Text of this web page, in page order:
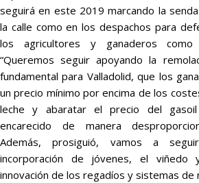
seguirá en este 2019 marcando la
la calle como en los despachos para
los agricultores y ganaderos
“Queremos seguir apoyando la
fundamental para Valladolid, que los
un precio mínimo por encima de los
leche y abaratar el precio del
encarecido de manera
Además, prosiguió, vamos a
incorporación de jóvenes, el viñedo
innovación de los regadíos y sistemas de